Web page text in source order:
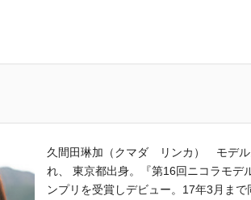
久間田琳加（クマダ リンカ） モデル
れ、 東京都出身。『第16回ニコラモデ
ンプリを受賞しデビュー。17年3月ま